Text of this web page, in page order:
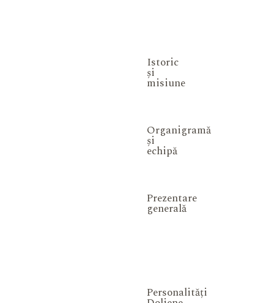
Istoric
și
misiune
Organigramă
și
echipă
Prezentare
generală
Personalități